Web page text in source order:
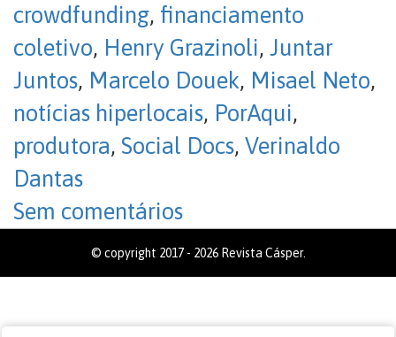
crowdfunding, financiamento
coletivo, Henry Grazinoli, Juntar
Juntos, Marcelo Douek, Misael Neto,
notícias hiperlocais, PorAqui,
produtora, Social Docs, Verinaldo
Dantas
Sem comentários
© copyright 2017 - 2026 Revista Cásper.